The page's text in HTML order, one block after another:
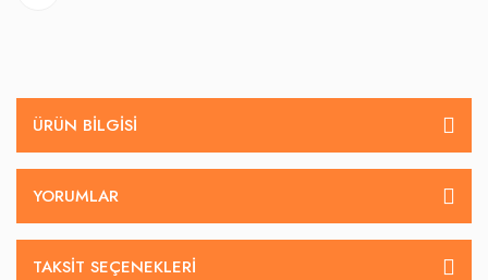
ÜRÜN BILGISI
YORUMLAR
TAKSIT SEÇENEKLERI